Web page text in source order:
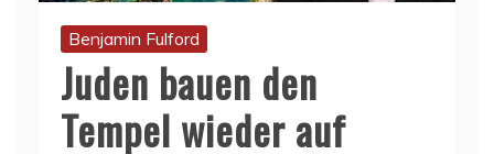
Benjamin Fulford
Juden bauen den
Tempel wieder auf